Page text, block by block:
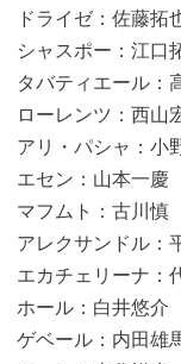
ドライゼ：佐藤拓
シャスポー：江口
タバティエール：
ローレンツ：西山
アリ・パシャ：小
エセン：山本一慶
マフムト：古川慎
アレクサンドル：
エカチェリーナ：
ホール：白井悠介
ゲベール：内田雄